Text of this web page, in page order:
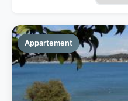
Appartement